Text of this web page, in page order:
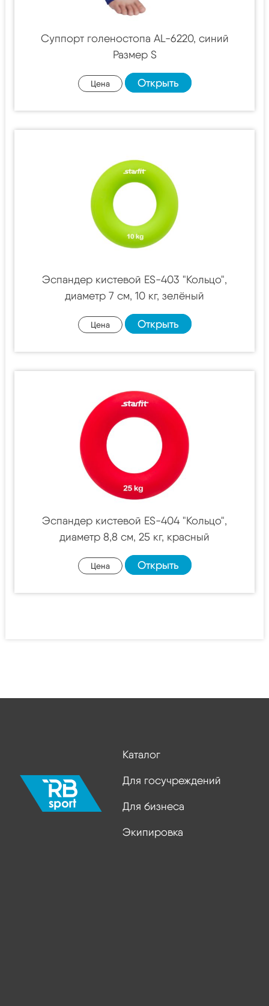
Суппорт голеностопа AL-6220, синий
Размер S
Цена Открыть
Эспандер кистевой ES-403 "Кольцо",
диаметр 7 см, 10 кг, зелёный
Цена Открыть
Эспандер кистевой ES-404 "Кольцо",
диаметр 8,8 см, 25 кг, красный
Цена Открыть
Каталог
Для госучреждений
Для бизнеса
Экипировка